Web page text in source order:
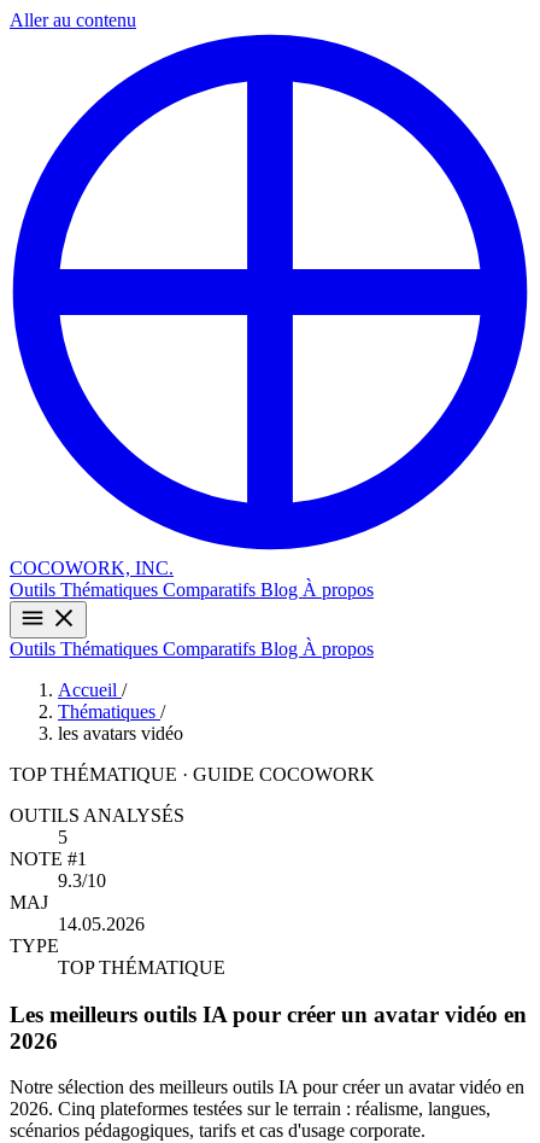
Aller au contenu
COCOWORK, INC.
Outils Thématiques Comparatifs Blog À propos
Outils Thématiques Comparatifs Blog À propos
Accueil /
Thématiques /
les avatars vidéo
TOP THÉMATIQUE · GUIDE COCOWORK
OUTILS ANALYSÉS
5
NOTE #1
9.3/10
MAJ
14.05.2026
TYPE
TOP THÉMATIQUE
Les meilleurs outils IA pour créer un avatar vidéo en
2026
Notre sélection des meilleurs outils IA pour créer un avatar vidéo en
2026. Cinq plateformes testées sur le terrain : réalisme, langues,
scénarios pédagogiques, tarifs et cas d'usage corporate.